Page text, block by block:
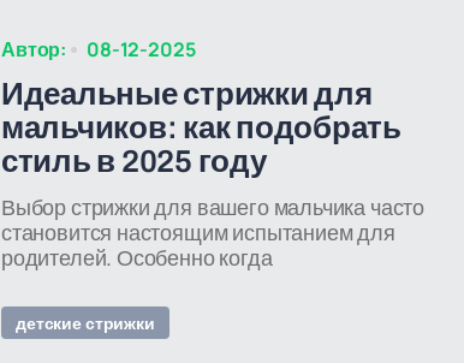
Автор: 08-12-2025
Идеальные стрижки для
мальчиков: как подобрать
стиль в 2025 году
Выбор стрижки для вашего мальчика часто
становится настоящим испытанием для
родителей. Особенно когда
детские стрижки